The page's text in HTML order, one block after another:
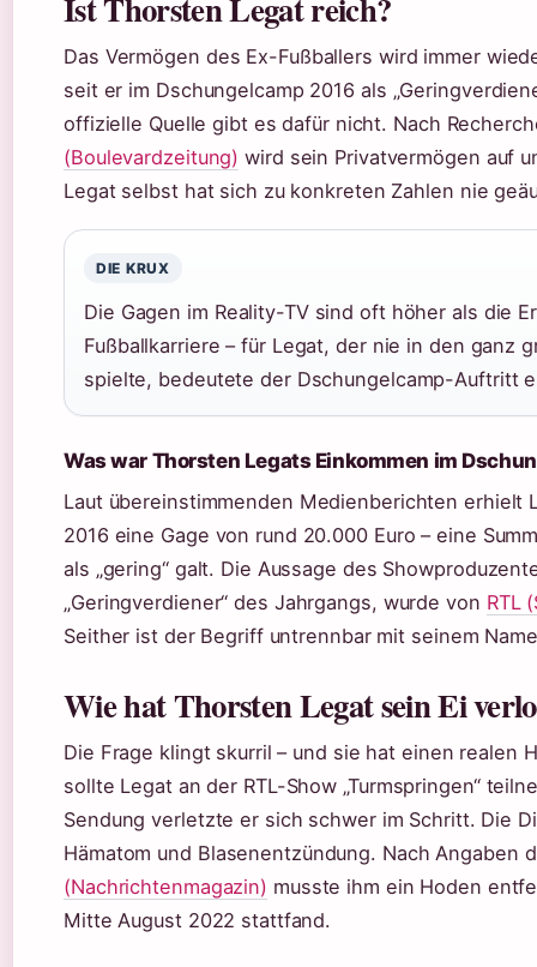
Das Vermögen des Ex-Fußballers wird immer
seit er im Dschungelcamp 2016 als
offizielle Quelle gibt es dafür nicht. Nach
(Boulevardzeitung) wird sein Privatvermögen auf
Legat selbst hat sich zu konkreten Zahlen nie
DIE KRUX
Die Gagen im Reality-TV sind oft höher als die
Fußballkarriere – für Legat, der nie in den ganz
spielte, bedeutete der Dschungelcamp-Auftritt
Was war Thorsten Legats Einkommen im
Laut übereinstimmenden Medienberichten erhielt
2016 eine Gage von rund 20.000 Euro – eine
als „gering“ galt. Die Aussage des
„Geringverdiener“ des Jahrgangs, wurde von RTL
Seither ist der Begriff untrennbar mit seinem
Wie hat Thorsten Legat sein Ei
Die Frage klingt skurril – und sie hat einen realen
sollte Legat an der RTL-Show „Turmspringen“
Sendung verletzte er sich schwer im Schritt. Die
Hämatom und Blasenentzündung. Nach Angaben
(Nachrichtenmagazin) musste ihm ein Hoden
Mitte August 2022 stattfand.